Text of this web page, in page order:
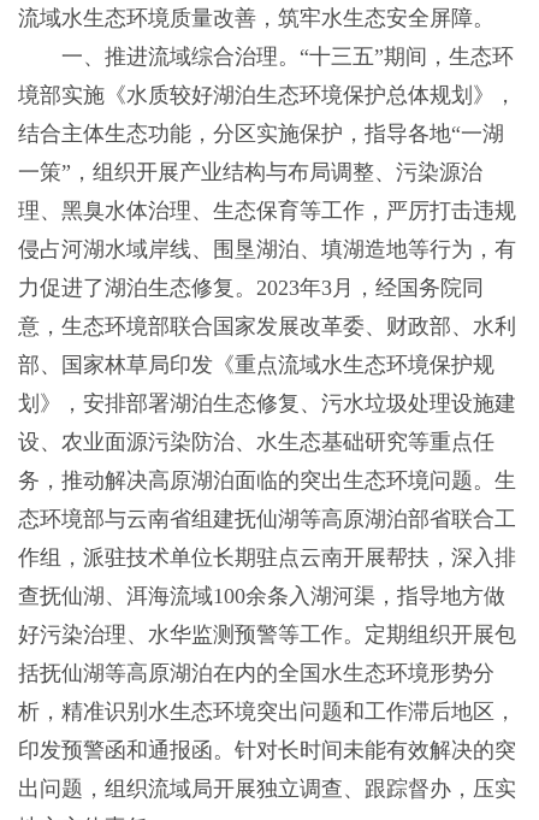
流域水生态环境质量改善，筑牢水生态安全屏障。
一、推进流域综合治理。“十三五”期间，生态环
境部实施《水质较好湖泊生态环境保护总体规划》，
结合主体生态功能，分区实施保护，指导各地“一湖
一策”，组织开展产业结构与布局调整、污染源治
理、黑臭水体治理、生态保育等工作，严厉打击违规
侵占河湖水域岸线、围垦湖泊、填湖造地等行为，有
力促进了湖泊生态修复。2023年3月，经国务院同
意，生态环境部联合国家发展改革委、财政部、水利
部、国家林草局印发《重点流域水生态环境保护规
划》，安排部署湖泊生态修复、污水垃圾处理设施建
设、农业面源污染防治、水生态基础研究等重点任
务，推动解决高原湖泊面临的突出生态环境问题。生
态环境部与云南省组建抚仙湖等高原湖泊部省联合工
作组，派驻技术单位长期驻点云南开展帮扶，深入排
查抚仙湖、洱海流域100余条入湖河渠，指导地方做
好污染治理、水华监测预警等工作。定期组织开展包
括抚仙湖等高原湖泊在内的全国水生态环境形势分
析，精准识别水生态环境突出问题和工作滞后地区，
印发预警函和通报函。针对长时间未能有效解决的突
出问题，组织流域局开展独立调查、跟踪督办，压实